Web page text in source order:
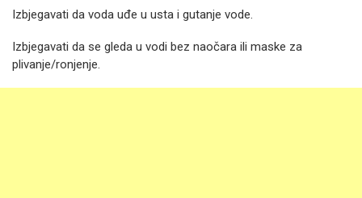
Izbjegavati da voda uđe u usta i gutanje vode.
Izbjegavati da se gleda u vodi bez naočara ili maske za
plivanje/ronjenje.